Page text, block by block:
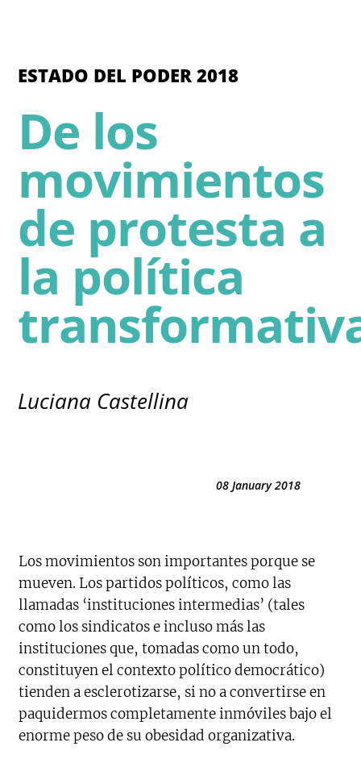
ESTADO DEL PODER 2018
De los
movimientos
de protesta a
la política
Luciana Castellina
08 January 2018
Los movimientos son importantes porque se
mueven. Los partidos políticos, como las
llamadas ‘instituciones intermedias’ (tales
como los sindicatos e incluso más las
instituciones que, tomadas como un todo,
constituyen el contexto político democrático)
tienden a esclerotizarse, si no a convertirse en
paquidermos completamente inmóviles bajo el
enorme peso de su obesidad organizativa.